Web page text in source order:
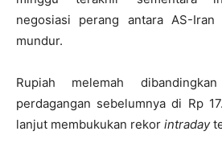
negosiasi perang antara AS-
mundur.
Rupiah melemah
perdagangan sebelumnya di Rp
lanjut membukukan rekor intraday